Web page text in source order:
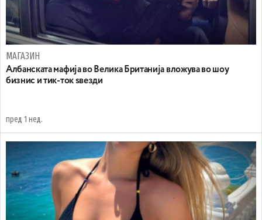
МАГАЗИН
Aлбанската мафија во Велика Британија вложува во шоу
бизнис и тик-ток ѕвезди
пред 1 нед.